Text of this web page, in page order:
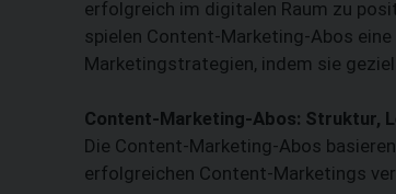
erfolgreich im digitalen Raum zu
spielen Content-Marketing-Abos
Marketingstrategien, indem sie
Content-Marketing-Abos: Struktur,
Die Content-Marketing-Abos
erfolgreichen Content-Marketings